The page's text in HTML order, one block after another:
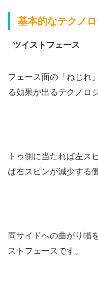
基本的なテクノ
ツイストフェース
フェース面の「ねじれ」
る効果が出るテクノロジ
トゥ側に当たれば左ス
ば右スピンが減少する
両サイドへの曲がり幅
ストフェース です。